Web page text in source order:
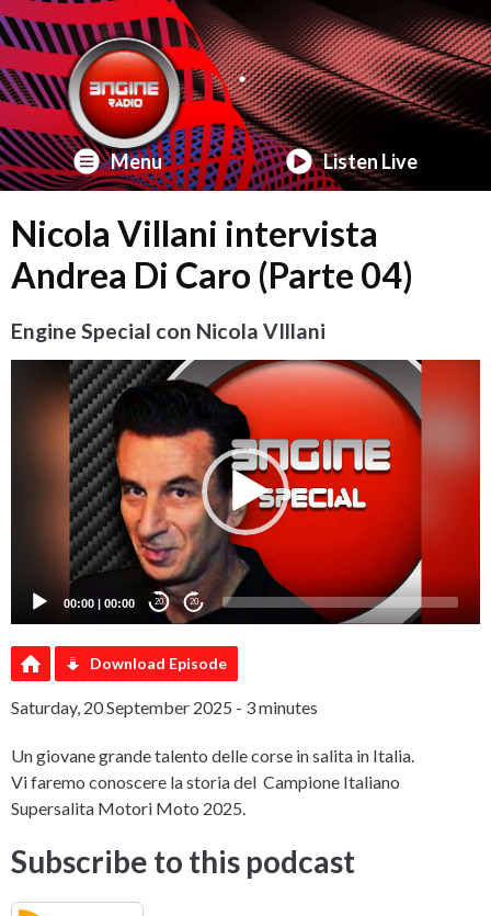
Menu Listen Live
Nicola Villani intervista
Andrea Di Caro (Parte 04)
Engine Special con Nicola VIllani
Player
00:00 | 00:00 20 20
Download Episode
Saturday, 20 September 2025 - 3 minutes
Un giovane grande talento delle corse in salita in Italia.
Vi faremo conoscere la storia del Campione Italiano
Supersalita Motori Moto 2025.
Subscribe to this podcast